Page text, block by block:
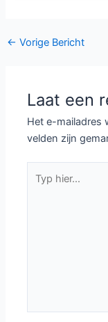
Bericht
← Vorige Bericht
Laat een
Het e-mailadres
velden zijn
hier...